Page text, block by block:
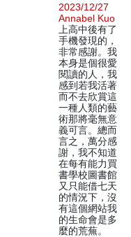
2023/12/27
Annabel Kuo
上高中後有了
手機發現的，
非常感謝。我
本身是個很愛
閱讀的人，我
感到若我活著
而不去欣賞這
一種人類的藝
術那將毫無意
義可言。總而
言之，萬分感
謝，我不知道
在每有能力買
書學校圖書館
又只能借七天
的情況下，沒
有這個網站我
的生命會是多
麼的荒蕪。